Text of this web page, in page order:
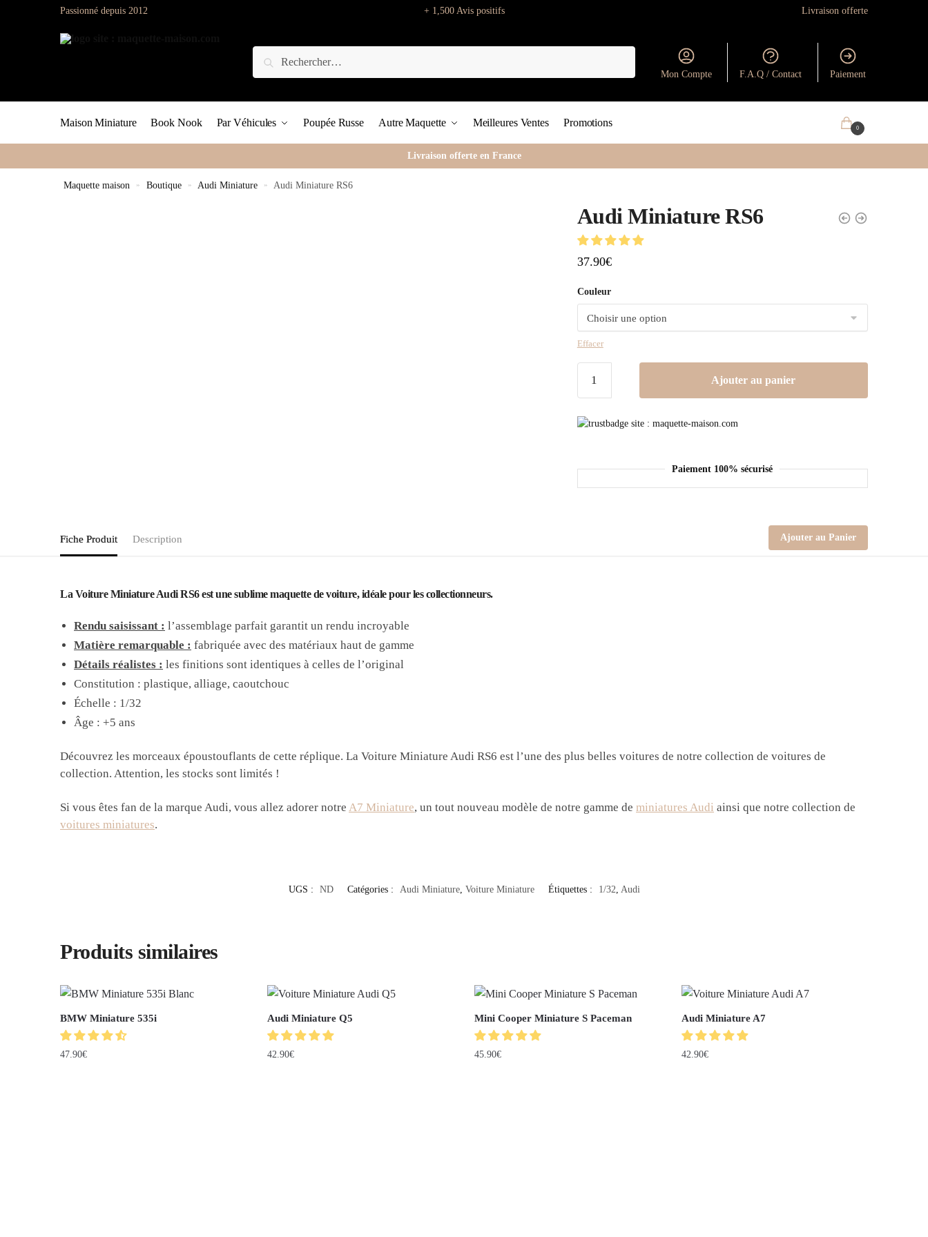
Passionné depuis 2012 + 1,500 Avis positifs Livraison offerte
Mon Compte F.A.Q / Contact Paiement
Maison Miniature Book Nook Par Véhicules Poupée Russe Autre Maquette Meilleures Ventes Promotions 0
Livraison offerte en France
Maquette maison » Boutique » Audi Miniature » Audi Miniature RS6
Audi Miniature RS6
37.90€
Couleur
Effacer
Ajouter au panier
Paiement 100% sécurisé
Fiche Produit Description Ajouter au Panier
La Voiture Miniature Audi RS6 est une sublime maquette de voiture, idéale pour les collectionneurs.
Rendu saisissant : l’assemblage parfait garantit un rendu incroyable
Matière remarquable : fabriquée avec des matériaux haut de gamme
Détails réalistes : les finitions sont identiques à celles de l’original
Constitution : plastique, alliage, caoutchouc
Échelle : 1/32
Âge : +5 ans
Découvrez les morceaux époustouflants de cette réplique. La Voiture Miniature Audi RS6 est l’une des plus belles voitures de notre collection de voitures de
collection. Attention, les stocks sont limités !
Si vous êtes fan de la marque Audi, vous allez adorer notre A7 Miniature, un tout nouveau modèle de notre gamme deminiatures Audi ainsi que notre collection de
voitures miniatures.
UGS : ND Catégories : Audi Miniature, Voiture Miniature Étiquettes : 1/32 Audi
Produits similaires
BMW Miniature 535i
47.90€
Audi Miniature Q5
42.90€
Mini Cooper Miniature S Paceman
45.90€
Audi Miniature A7
42.90€